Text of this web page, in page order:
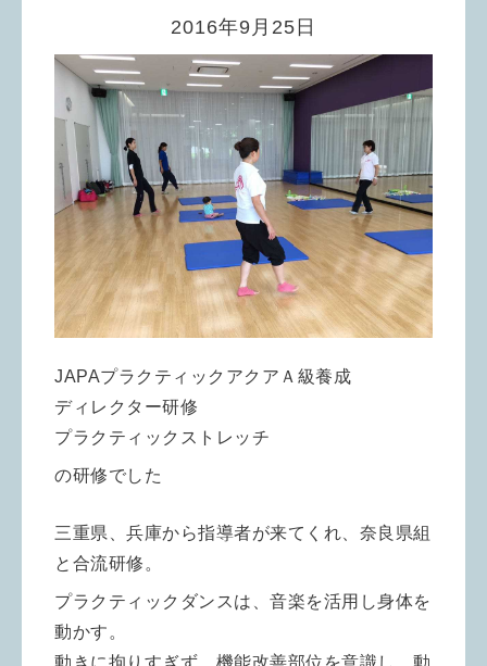
2016年9月25日
JAPAプラクティックアクアＡ級養成
ディレクター研修
プラクティックストレッチ
の研修でした
三重県、兵庫から指導者が来てくれ、奈良県組
と合流研修。
プラクティックダンスは、音楽を活用し身体を
動かす。